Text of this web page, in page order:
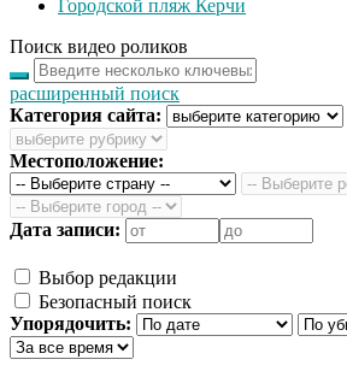
Городской пляж Керчи
Поиск видео роликов
расширенный поиск
Категория сайта:
Местоположение:
Дата записи:
Выбор редакции
Безопасный поиск
Упорядочить: